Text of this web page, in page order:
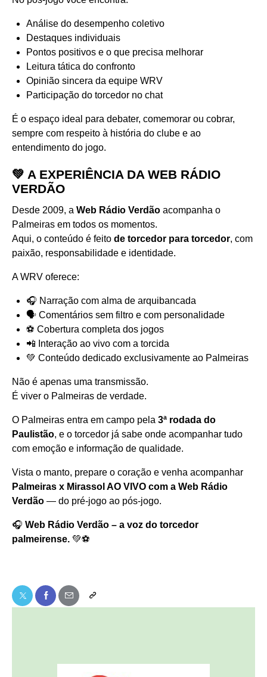
Análise do desempenho coletivo
Destaques individuais
Pontos positivos e o que precisa melhorar
Leitura tática do confronto
Opinião sincera da equipe WRV
Participação do torcedor no chat
É o espaço ideal para debater, comemorar ou cobrar,
sempre com respeito à história do clube e ao
entendimento do jogo.
💚 A EXPERIÊNCIA DA WEB RÁDIO
VERDÃO
Desde 2009, a Web Rádio Verdão acompanha o
Palmeiras em todos os momentos.
Aqui, o conteúdo é feito de torcedor para torcedor, com
paixão, responsabilidade e identidade.
A WRV oferece:
🎧 Narração com alma de arquibancada
🗣️ Comentários sem filtro e com personalidade
⚽ Cobertura completa dos jogos
📲 Interação ao vivo com a torcida
💚 Conteúdo dedicado exclusivamente ao Palmeiras
Não é apenas uma transmissão.
É viver o Palmeiras de verdade.
O Palmeiras entra em campo pela 3ª rodada do
Paulistão, e o torcedor já sabe onde acompanhar tudo
com emoção e informação de qualidade.
Vista o manto, prepare o coração e venha acompanhar
Palmeiras x Mirassol AO VIVO com a Web Rádio
Verdão — do pré-jogo ao pós-jogo.
🎧 Web Rádio Verdão – a voz do torcedor
palmeirense. 💚⚽